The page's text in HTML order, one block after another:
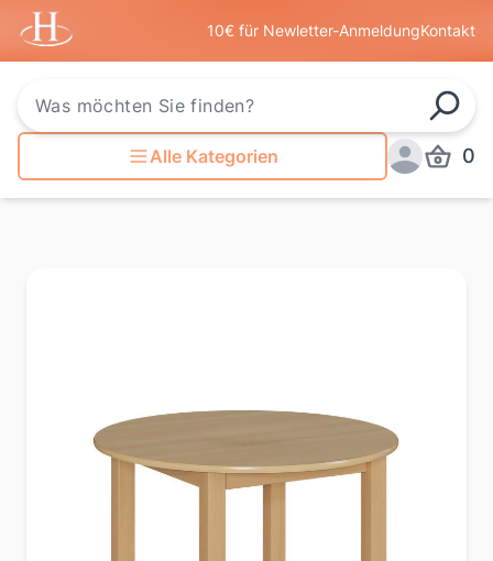
Startseite
10€ für Newletter-AnmeldungKontakt
Alle Kategorien
0